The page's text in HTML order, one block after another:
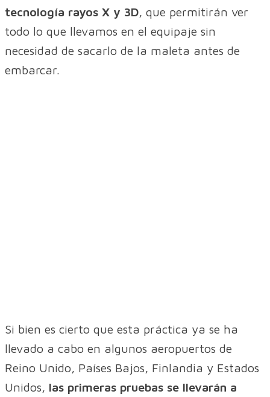
tecnología rayos X y 3D, que permitirán ver
todo lo que llevamos en el equipaje sin
necesidad de sacarlo de la maleta antes de
embarcar.
Si bien es cierto que esta práctica ya se ha
llevado a cabo en algunos aeropuertos de
Reino Unido, Países Bajos, Finlandia y Estados
Unidos, las primeras pruebas se llevarán a